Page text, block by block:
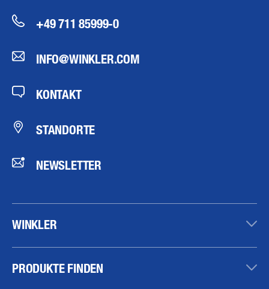
+49 711 85999-0
INFO@WINKLER.COM
KONTAKT
STANDORTE
NEWSLETTER
WINKLER
PRODUKTE FINDEN